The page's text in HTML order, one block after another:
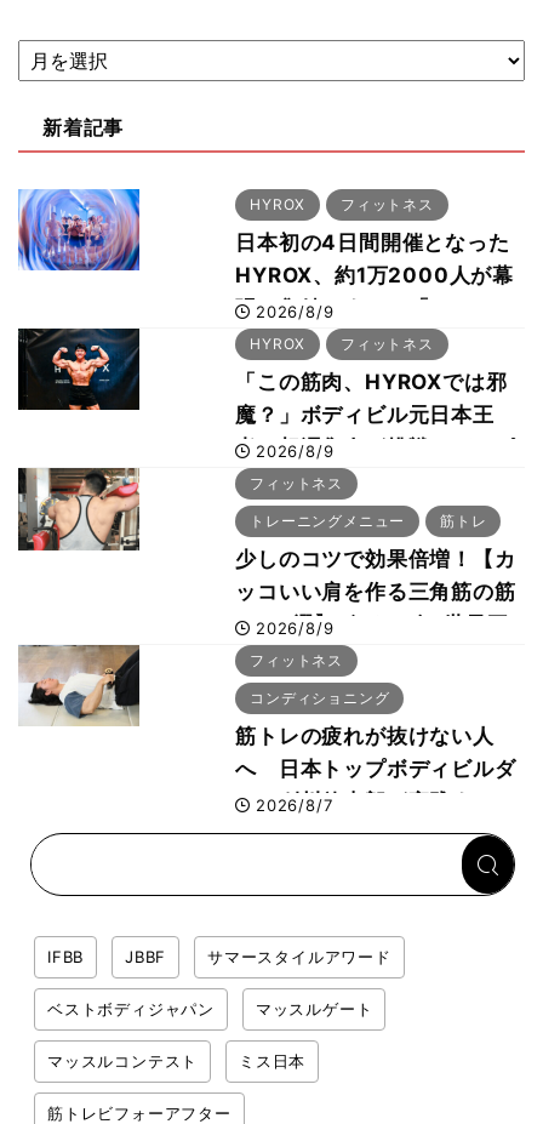
新着記事
HYROX フィットネス
日本初の4日間開催となった
HYROX、約1万2000人が幕
張に集結 すでに「2028、
29年の大会も準備」
2026/8/9
HYROX フィットネス
「この筋肉、HYROXでは邪
魔？」ボディビル元日本王
者・相澤隼人が挑戦 バーピ
ーでは驚異の種目2位
2026/8/9
フィットネス
トレーニングメニュー 筋トレ
少しのコツで効果倍増！【カ
ッコいい肩を作る三角筋の筋
トレ6選】ボディビル世界王
者が解説！
2026/8/9
フィットネス
コンディショニング
筋トレの疲れが抜けない人
へ 日本トップボディビルダ
ー・刈川啓志郎が実践する
「回復習慣」
2026/8/7
IFBB JBBF サマースタイルアワード
ベストボディジャパン マッスルゲート
マッスルコンテスト ミス日本
筋トレビフォーアフター